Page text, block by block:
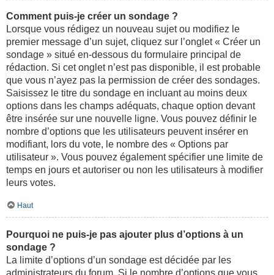
Comment puis-je créer un sondage ?
Lorsque vous rédigez un nouveau sujet ou modifiez le
premier message d’un sujet, cliquez sur l’onglet « Créer un
sondage » situé en-dessous du formulaire principal de
rédaction. Si cet onglet n’est pas disponible, il est probable
que vous n’ayez pas la permission de créer des sondages.
Saisissez le titre du sondage en incluant au moins deux
options dans les champs adéquats, chaque option devant
être insérée sur une nouvelle ligne. Vous pouvez définir le
nombre d’options que les utilisateurs peuvent insérer en
modifiant, lors du vote, le nombre des « Options par
utilisateur ». Vous pouvez également spécifier une limite de
temps en jours et autoriser ou non les utilisateurs à modifier
leurs votes.
Haut
Pourquoi ne puis-je pas ajouter plus d’options à un
sondage ?
La limite d’options d’un sondage est décidée par les
administrateurs du forum. Si le nombre d’options que vous